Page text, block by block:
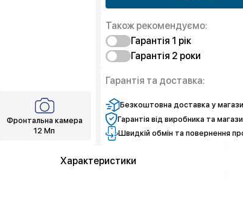
Фронтальна камера
12 Мп
Також рекомендуємо:
Гарантія 1 рiк
Захист від браку
Чистий спокій
Гарантія 2 роки
Захист екрану
Чистий спокій
Гарантія та доставка:
Безкоштовна доставка у
Гарантія від виробника та
Швидкій обмін та повернення
Характеристики